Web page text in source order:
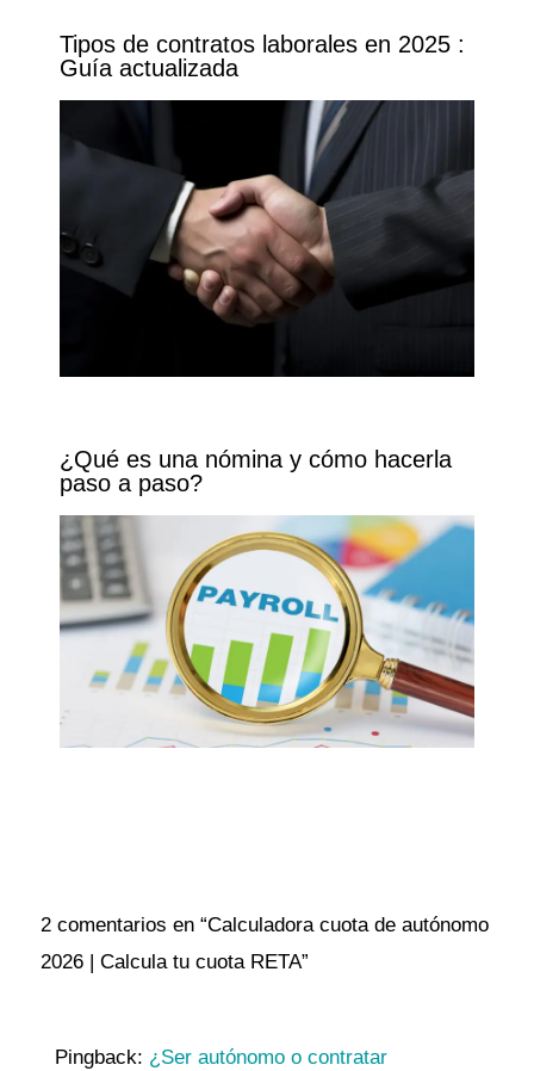
Tipos de contratos laborales en 2025 :
Guía actualizada
¿Qué es una nómina y cómo hacerla
paso a paso?
2 comentarios en “Calculadora cuota de autónomo
2026 | Calcula tu cuota RETA”
Pingback: ¿Ser autónomo o contratar